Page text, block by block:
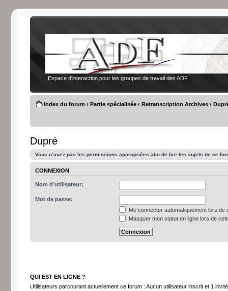
Espace d'interaction pour les groupes de travail des ADF
Index du forum ‹ Partie spécialisée ‹ Retranscription Archives ‹
Dupré
Vous n’avez pas les permissions appropriées afin de lire les sujets de ce
CONNEXION
Nom d’utilisateur:
Mot de passe:
Me connecter automatiquement lors de
Masquer mon statut en ligne lors de
QUI EST EN LIGNE ?
Utilisateurs parcourant actuellement ce forum : Aucun utilisateur inscrit et 1 invité